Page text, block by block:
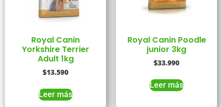
Royal Canin
Yorkshire Terrier
Adult 1kg
$13.590
Leer más
Royal Canin Poodle
junior 3kg
$33.990
Leer más